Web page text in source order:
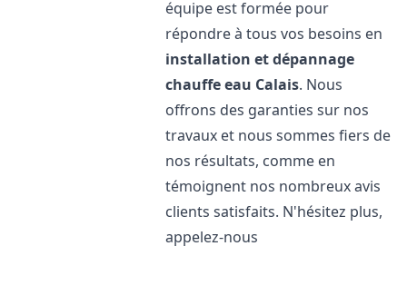
équipe est formée pour
répondre à tous vos besoins en
installation et dépannage
chauffe eau Calais. Nous
offrons des garanties sur nos
travaux et nous sommes fiers de
nos résultats, comme en
témoignent nos nombreux avis
clients satisfaits. N'hésitez plus,
appelez-nous